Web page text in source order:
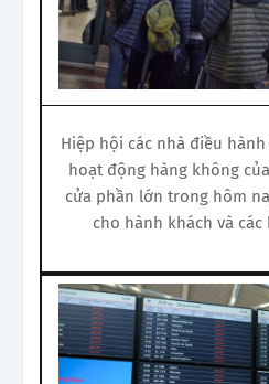
Hiệp hội các nhà điều
hoạt động hàng không
cửa phần lớn trong hôm
cho hành khách và